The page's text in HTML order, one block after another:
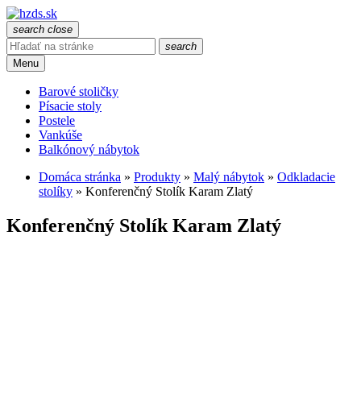
search close
search
Menu
Barové stoličky
Písacie stoly
Postele
Vankúše
Balkónový nábytok
Domáca stránka » Produkty » Malý nábytok » Odkladacie
stolíky » Konferenčný Stolík Karam Zlatý
Konferenčný Stolík Karam Zlatý